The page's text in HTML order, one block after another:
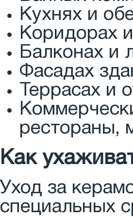
Кухнях и
Коридорах
Балконах и
Фасадах
Террасах и
рестораны,
Как
Уход за
специальных